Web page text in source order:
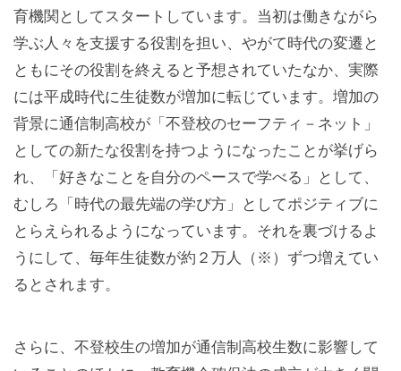
育機関としてスタートしています。当初は働きながら
学ぶ人々を支援する役割を担い、やがて時代の変遷と
ともにその役割を終えると予想されていたなか、実際
には平成時代に生徒数が増加に転じています。増加の
背景に通信制高校が「不登校のセーフティ－ネット」
としての新たな役割を持つようになったことが挙げら
れ、「好きなことを自分のペースで学べる」として、
むしろ「時代の最先端の学び方」としてポジティブに
とらえられるようになっています。それを裏づけるよ
うにして、毎年生徒数が約２万人（※）ずつ増えてい
るとされます。
さらに、不登校生の増加が通信制高校生数に影響して